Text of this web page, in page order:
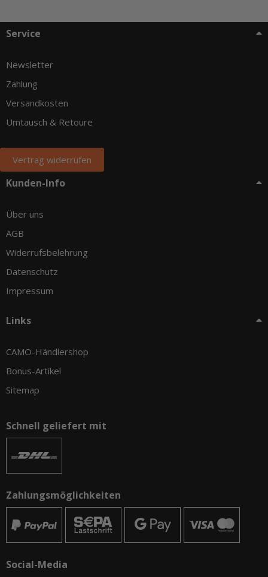
Service
Newsletter
Zahlung
Versandkosten
Umtausch & Retoure
Vertrag widerrufen
Kunden-Info
Über uns
AGB
Widerrufsbelehrung
Datenschutz
Impressum
Links
CAMO-Händlershop
Bonus-Artikel
Sitemap
Schnell geliefert mit
Zahlungsmöglichkeiten
Social-Media